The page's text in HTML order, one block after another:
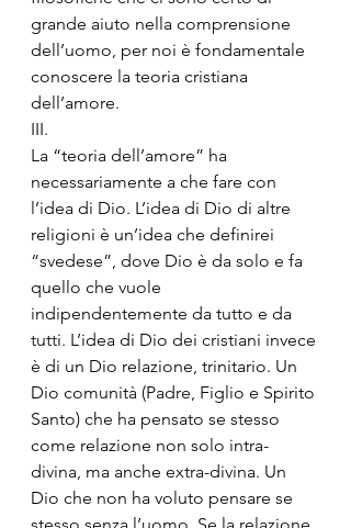
grande aiuto nella comprensione
dell’uomo, per noi è fondamentale
conoscere la teoria cristiana
dell’amore.
III.
La “teoria dell’amore” ha
necessariamente a che fare con
l’idea di Dio. L’idea di Dio di altre
religioni è un’idea che definirei
“svedese”, dove Dio è da solo e fa
quello che vuole
indipendentemente da tutto e da
tutti. L’idea di Dio dei cristiani invece
è di un Dio relazione, trinitario. Un
Dio comunità (Padre, Figlio e Spirito
Santo) che ha pensato se stesso
come relazione non solo intra-
divina, ma anche extra-divina. Un
Dio che non ha voluto pensare se
stesso senza l’uomo. Se la relazione